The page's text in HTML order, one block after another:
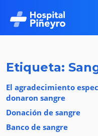
Etiqueta:
El agradecimiento
donaron sangre
Donación de sangre
Banco de sangre